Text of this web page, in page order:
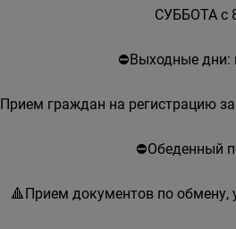
СУББОТА с
⛔Выходные дни:
Прием граждан на регистрацию
⛔Обеденный
🔺Прием документов по обмену,